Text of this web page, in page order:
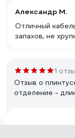
Александр М.
Отличный
запахов, не
1
Отзыв о
отделение -